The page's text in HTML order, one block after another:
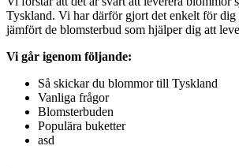
Tyskland. Vi har därför gjort det enkelt för dig
jämfört de blomsterbud som hjälper dig att
Vi går igenom följande:
Så skickar du blommor till Tyskland
Vanliga frågor
Blomsterbuden
Populära buketter
asd